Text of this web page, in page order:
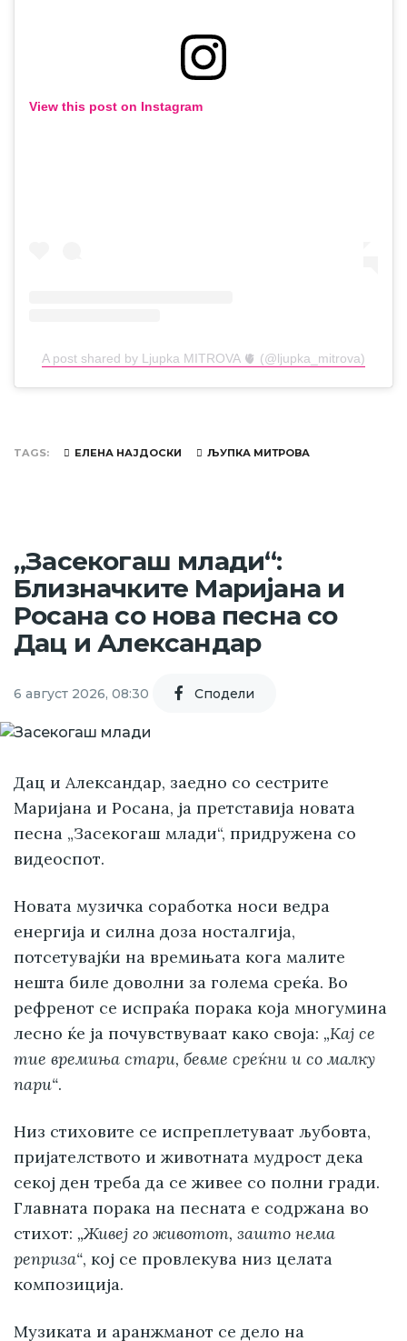
View this post on Instagram
A post shared by Ljupka MITROVA 🫀 (@ljupka_mitrova)
TAGS ЕЛЕНА НАЈДОСКИ ЉУПКА МИТРОВА
„Засекогаш млади“:
Близначките Маријана и
Росана со нова песна со
Дац и Александар
6 август 2026, 08:30 Cподели
Дац и Александар, заедно со сестрите
Маријана и Росана, ја претставија новата
песна „Засекогаш млади“, придружена со
видеоспот.
Новата музичка соработка носи ведра
енергија и силна доза носталгија,
потсетувајќи на времињата кога малите
нешта биле доволни за голема среќа. Во
рефренот се испраќа порака која многумина
лесно ќе ја почувствуваат како своја: „Кај се
тие времиња стари, бевме среќни и со малку
пари“.
Низ стиховите се испреплетуваат љубовта,
пријателството и животната мудрост дека
секој ден треба да се живее со полни гради.
Главната порака на песната е содржана во
стихот: „Живеј го животот, зашто нема
реприза“, кој се провлекува низ целата
композиција.
Музиката и аранжманот се дело на